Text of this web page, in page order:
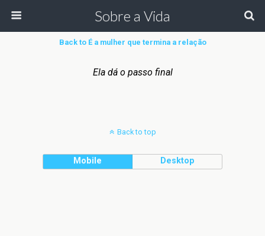
Sobre a Vida
Back to É a mulher que termina a relação
Ela dá o passo final
Back to top
Mobile Desktop